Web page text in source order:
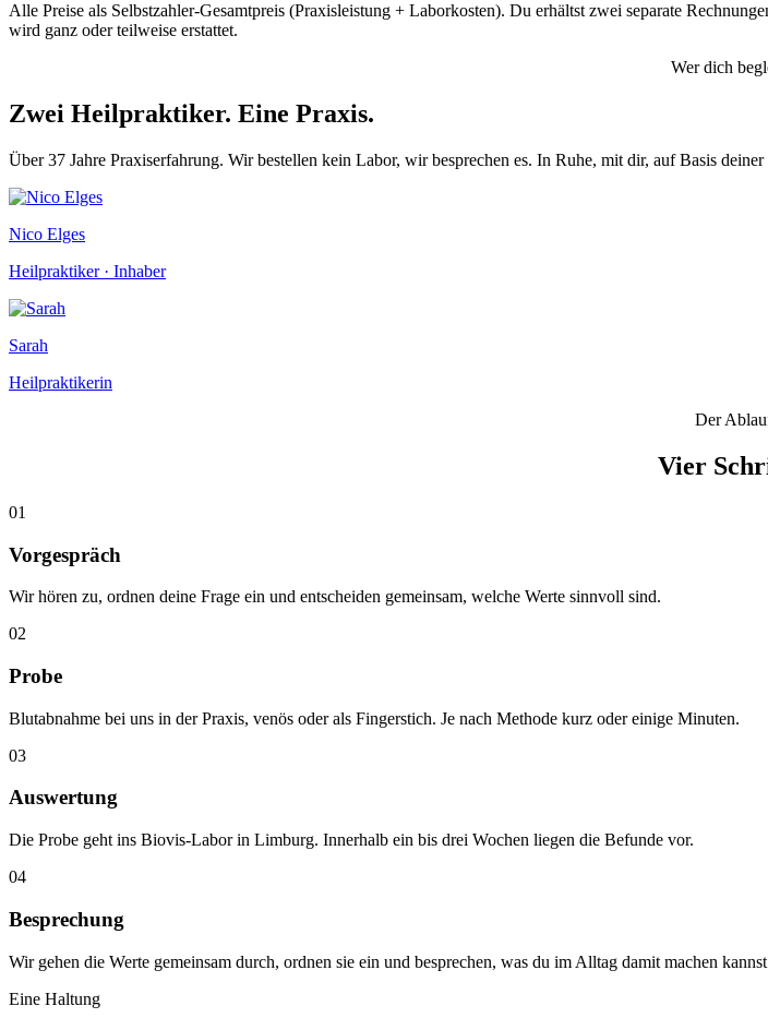
Alle Preise als Selbstzahler-Gesamtpreis (Praxisleistung + Laborkosten). Du erhältst zwei separate
wird ganz oder teilweise erstattet.
Wer dich
Zwei Heilpraktiker. Eine Praxis.
Über 37 Jahre Praxiserfahrung. Wir bestellen kein Labor, wir besprechen es. In Ruhe, mit dir, auf Basis
Nico Elges
Heilpraktiker · Inhaber
Sarah
Heilpraktikerin
Der
Vier
01
Vorgespräch
Wir hören zu, ordnen deine Frage ein und entscheiden gemeinsam, welche Werte sinnvoll sind.
02
Probe
Blutabnahme bei uns in der Praxis, venös oder als Fingerstich. Je nach Methode kurz oder einige Minuten.
03
Auswertung
Die Probe geht ins Biovis-Labor in Limburg. Innerhalb ein bis drei Wochen liegen die Befunde vor.
04
Besprechung
Wir gehen die Werte gemeinsam durch, ordnen sie ein und besprechen, was du im Alltag damit machen
Eine Haltung